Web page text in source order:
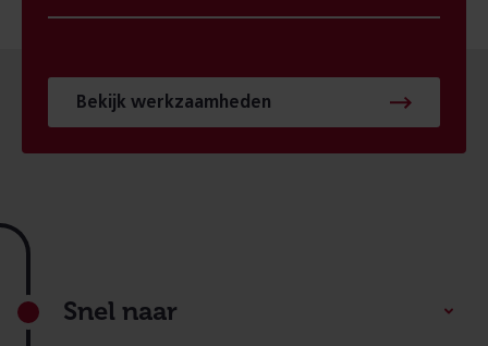
Bekijk werkzaamheden
Footer
Snel naar